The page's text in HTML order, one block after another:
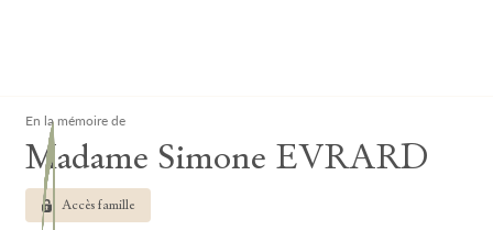
En la mémoire de
Madame Simone EVRARD
Accès famille